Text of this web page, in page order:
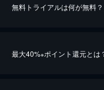
無料トライアルは何が無料？
最大40%※ポイント還元とは